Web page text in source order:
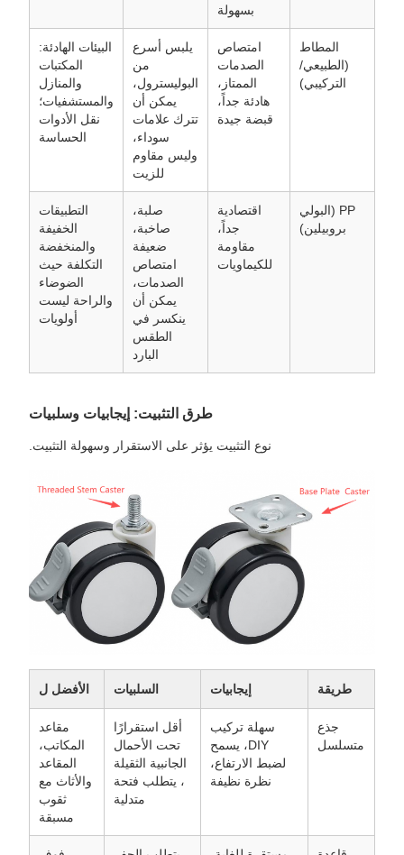
بسهولة
المطاط
(الطبيعي/
التركيبي)
امتصاص
الصدمات
الممتاز،
هادئة جداً،
قبضة جيدة
يلبس أسرع
من
البوليسترول،
يمكن أن
تترك علامات
سوداء،
وليس مقاوم
للزيت
البيئات الهادئة:
المكتبات
والمنازل
والمستشفيات؛
نقل الأدوات
الحساسة
PP (البولي
بروبيلين)
اقتصادية
جداً،
مقاومة
للكيماويات
صلبة،
صاخبة،
ضعيفة
امتصاص
الصدمات،
يمكن أن
ينكسر في
الطقس
البارد
التطبيقات
الخفيفة
والمنخفضة
التكلفة حيث
الضوضاء
والراحة ليست
أولويات
طرق التثبيت: إيجابيات وسلبيات
نوع التثبيت يؤثر على الاستقرار وسهولة التثبيت.
طريقة إيجابيات السلبيات الأفضل ل
جذع
متسلسل
سهلة تركيب
DIY، يسمح
لضبط الارتفاع،
نظرة نظيفة
أقل استقرارًا
تحت الأحمال
الجانبية الثقيلة
، يتطلب فتحة
متدلية
مقاعد
المكاتب،
المقاعد
والأثاث مع
ثقوب
مسبقة